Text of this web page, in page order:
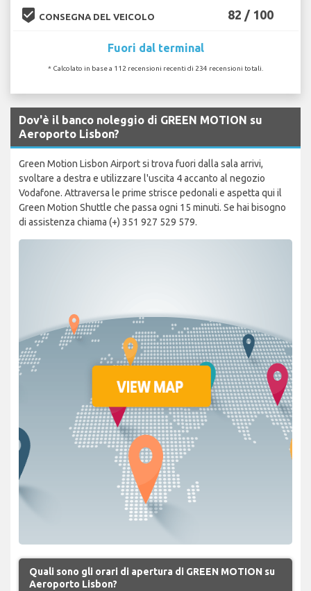
beenhere CONSEGNA DEL VEICOLO 82 / 100
Fuori dal terminal
* Calcolato in base a 112 recensioni recenti di 234 recensioni totali.
Dov'è il banco noleggio di GREEN MOTION su
Aeroporto Lisbon?
Green Motion Lisbon Airport si trova fuori dalla sala arrivi,
svoltare a destra e utilizzare l'uscita 4 accanto al negozio
Vodafone. Attraversa le prime strisce pedonali e aspetta qui il
Green Motion Shuttle che passa ogni 15 minuti. Se hai bisogno
di assistenza chiama (+) 351 927 529 579.
Quali sono gli orari di apertura di GREEN MOTION su
Aeroporto Lisbon?